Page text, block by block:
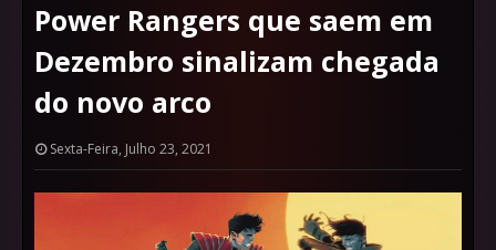
Power Rangers que saem em
Dezembro sinalizam chegada
do novo arco
Sexta-Feira, Julho 23, 2021